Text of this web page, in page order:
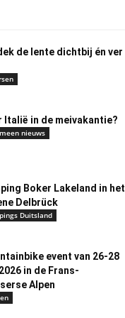
de lente dichtbij én ver
Italië in de meivakantie?
nieuws
Boker Lakeland in het
Delbrück
Duitsland
event van 26-28
in de Frans-
Alpen